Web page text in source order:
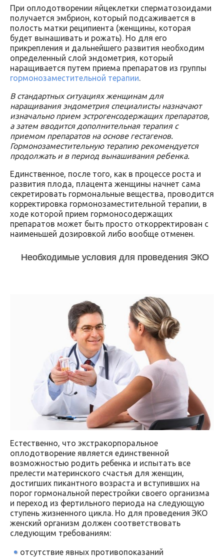
При оплодотворении яйцеклетки сперматозоидами
получается эмбрион, который подсаживается в
полость матки реципиента (женщины, которая
будет вынашивать и рожать). Но для его
прикрепления и дальнейшего развития необходим
определенный слой эндометрия, который
наращивается путем приема препаратов из группы
гормонозаместительной терапии
В стандартных ситуациях женщинам для
наращивания эндометрия специалисты назначают
изначально прием эстрогенсодержащих препаратов,
а затем вводится дополнительная терапия с
приемом препаратов на основе гестагенов.
Гормонозаместительную терапию рекомендуется
продолжать и в период вынашивания ребенка.
Единственное, после того, как в процессе роста и
развития плода, плацента женщины начнет сама
секретировать гормональные вещества, проводится
корректировка гормонозаместительной терапии, в
ходе которой прием гормоносодержащих
препаратов может быть просто откорректирован с
наименьшей дозировкой либо вообще отменен.
Необходимые условия для проведения ЭКО
Естественно, что экстракорпоральное
оплодотворение является единственной
возможностью родить ребенка и испытать все
прелести материнского счастья для женщин,
достигших пикантного возраста и вступивших на
порог гормональной перестройки своего организма
и переход из фертильного периода на следующую
ступень жизненного цикла. Но для проведения ЭКО
женский организм должен соответствовать
следующим требованиям:
отсутствие явных противопоказаний